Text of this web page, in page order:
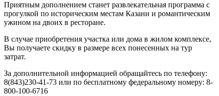
Приятным дополнением станет развлекательная программа с
прогулкой по историческим местам Казани и романтическим
ужином на двоих в ресторане.
В случае приобретения участка или дома в жилом комплексе,
Вы получаете скидку в размере всех понесенных на тур
затрат.
За дополнительной информацией обращайтесь по телефону:
8(843)230-41-73 или по бесплатному федеральному номеру: 8-
800-100-6716